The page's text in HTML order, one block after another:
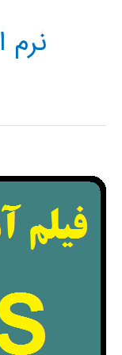
نرم